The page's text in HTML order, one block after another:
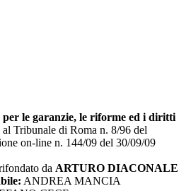
le garanzie, le riforme ed i diritti
Tribunale di Roma n. 8/96 del
on-line n. 144/09 del 30/09/09
da ARTURO DIACONALE
ANDREA MANCIA